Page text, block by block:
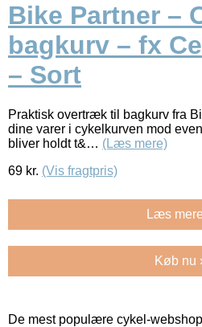
Bike Partner –
bagkurv – fx
– Sort
Praktisk overtræk til bagkurv fra
dine varer i cykelkurven mod
bliver holdt t&… (Læs mere)
69 kr. (Vis fragtpris)
Læs
Køb nu
De mest populære cykel-